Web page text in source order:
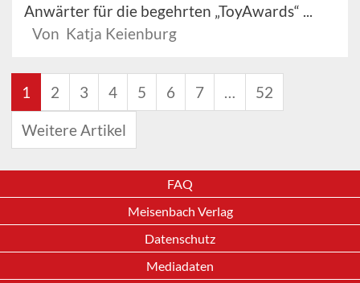
Anwärter für die begehrten „ToyAwards“ ...
Von Katja Keienburg
1 2 3 4 5 6 7 … 52
Weitere Artikel
FAQ
Meisenbach Verlag
Datenschutz
Mediadaten